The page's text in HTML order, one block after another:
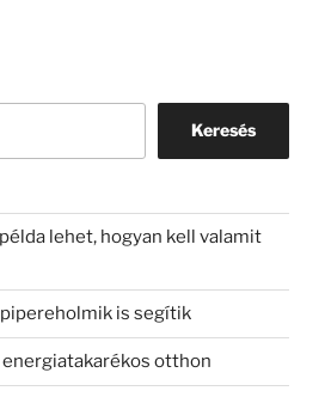
Keresés
lehet, hogyan kell valamit
is segítik
otthon